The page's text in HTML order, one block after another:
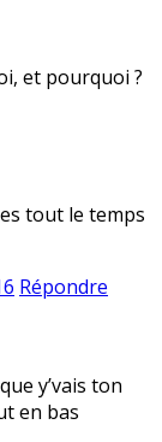
et pourquoi ?
es tout le temps
Répondre
y’vais ton
en bas